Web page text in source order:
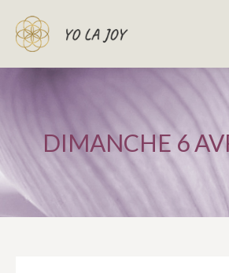
DIMANCHE 6